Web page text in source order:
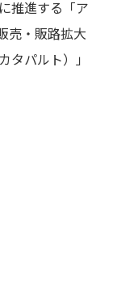
推進する「ア
売・販路拡大
タパルト）」